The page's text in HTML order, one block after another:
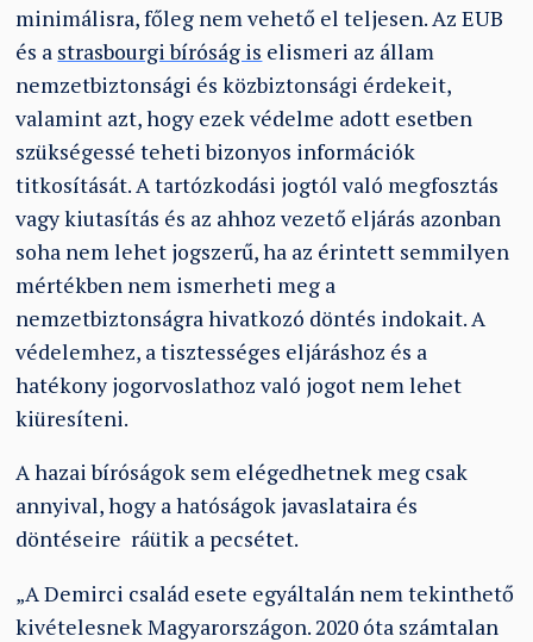
minimálisra, főleg nem vehető el teljesen. Az EUB
és a strasbourgi bíróság is elismeri az állam
nemzetbiztonsági és közbiztonsági érdekeit,
valamint azt, hogy ezek védelme adott esetben
szükségessé teheti bizonyos információk
titkosítását. A tartózkodási jogtól való megfosztás
vagy kiutasítás és az ahhoz vezető eljárás azonban
soha nem lehet jogszerű, ha az érintett semmilyen
mértékben nem ismerheti meg a
nemzetbiztonságra hivatkozó döntés indokait. A
védelemhez, a tisztességes eljáráshoz és a
hatékony jogorvoslathoz való jogot nem lehet
kiüresíteni.
A hazai bíróságok sem elégedhetnek meg csak
annyival, hogy a hatóságok javaslataira és
döntéseire ráütik a pecsétet.
„A Demirci család esete egyáltalán nem tekinthető
kivételesnek Magyarországon. 2020 óta számtalan